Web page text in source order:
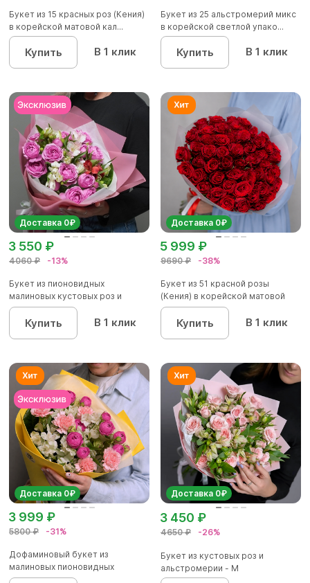
Букет из 15 красных роз (Кения)
в корейской матовой кал...
Купить В 1 клик
Букет из 25 альстромерий микс
в корейской светлой упако...
Купить В 1 клик
Доставка 0₽
4060 ₽ -13%
3 550 ₽
Букет из пионовидных
малиновых кустовых роз и
альстроме...
Купить В 1 клик
Доставка 0₽
9690 ₽ -38%
5 999 ₽
Букет из 51 красной розы
(Кения) в корейской матовой
уп...
Купить В 1 клик
Доставка 0₽
5800 ₽ -31%
3 999 ₽
Дофаминовый букет из
малиновых пионовидных
кустовых роз...
Доставка 0₽
4650 ₽ -26%
3 450 ₽
Букет из кустовых роз и
альстромерии - М